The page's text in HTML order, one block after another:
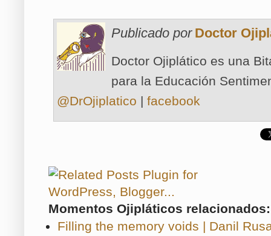
Publicado por Doctor
Doctor Ojiplático es una
para la Educación
@DrOjiplatico | facebook
Momentos Ojipláticos relacionados:
Filling the memory voids | Danil